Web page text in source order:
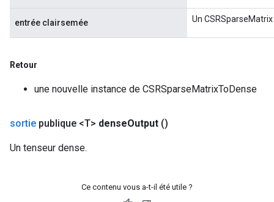
entrée clairsemée Un
Retour
une nouvelle instance de CSRSparseMatrixToDense
sortie publique <T> denseOutput ()
Un tenseur dense.
Ce contenu vous a-t-il été utile ?